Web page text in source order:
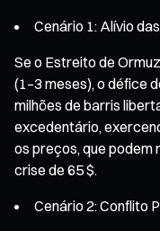
Cenário 1: Alívio
Se o Estreito de
(1–3 meses), o défice
milhões de barris
excedentário,
os preços, que podem
crise de 65 $.
Cenário 2: Conflito